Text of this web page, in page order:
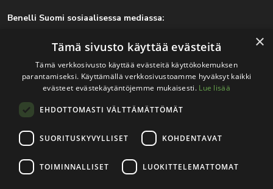
Benelli Suomi sosiaalisessa mediassa:
Tärkeitä linkkejä
Rekisteri- ja tietosuojaseloste
Jälleenmyyjät
Tapahtumat
×
Tämä sivusto käyttää evästeitä
Tämä verkkosivusto käyttää evästeitä käyttökokemuksen
parantamiseksi. Käyttämällä verkkosivustoamme hyväksyt kaikki
evästeet evästekäytäntöjemme mukaisesti. Lue lisää
EHDOTTOMASTI VÄLTTÄMÄTTÖMÄT
SUORITUSKYVYLLISET KOHDENTAVAT
TOIMINNALLISET LUOKITTELEMATTOMAT